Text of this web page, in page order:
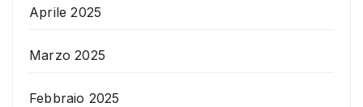
Aprile 2025
Marzo 2025
Febbraio 2025